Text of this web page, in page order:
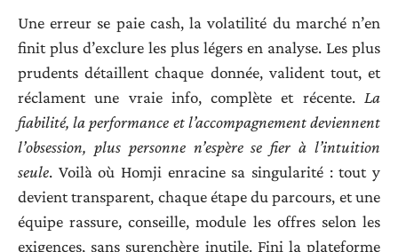
Une erreur se paie cash, la volatilité du marché n’en
finit plus d’exclure les plus légers en analyse. Les plus
prudents détaillent chaque donnée, valident tout, et
réclament une vraie info, complète et récente. La
fiabilité, la performance et l’accompagnement deviennent
l’obsession, plus personne n’espère se fier à l’intuition
seule. Voilà où Homji enracine sa singularité : tout y
devient transparent, chaque étape du parcours, et une
équipe rassure, conseille, module les offres selon les
exigences, sans surenchère inutile. Fini la plateforme